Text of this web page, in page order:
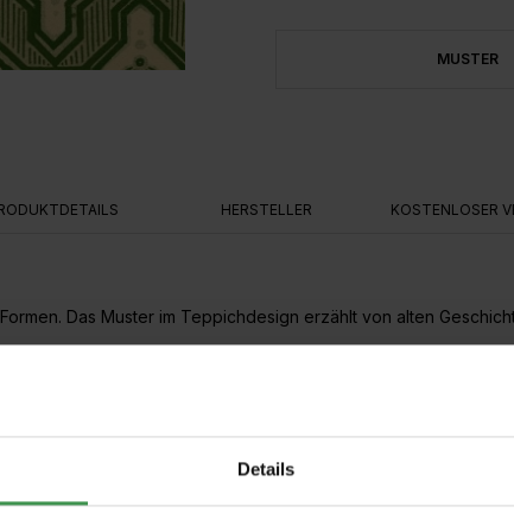
Details
MUSTER
HERSTELLER KOSTENLOSER
Das Muster im Teppichdesign erzählt von alten
macht die Anbringung sehr einfach. Die Wand wird